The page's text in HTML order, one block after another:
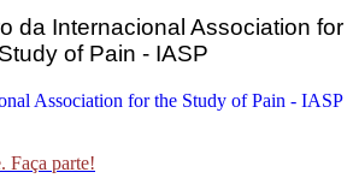
da Internacional Association for
of Pain - IASP
Faça parte!